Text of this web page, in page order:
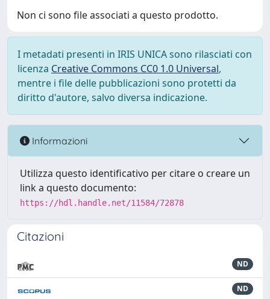
Non ci sono file associati a questo prodotto.
I metadati presenti in IRIS UNICA sono rilasciati con
licenza Creative Commons CC0 1.0 Universal,
mentre i file delle pubblicazioni sono protetti da
diritto d'autore, salvo diversa indicazione.
Informazioni
Utilizza questo identificativo per citare o creare un
link a questo documento:
https://hdl.handle.net/11584/72878
Citazioni
ND
ND